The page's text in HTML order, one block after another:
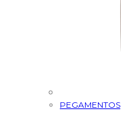
PEGAMENTOS